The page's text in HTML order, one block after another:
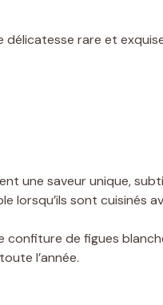
rare et
une saveur unique,
lorsqu’ils sont cuisinés
de figues
l’année.